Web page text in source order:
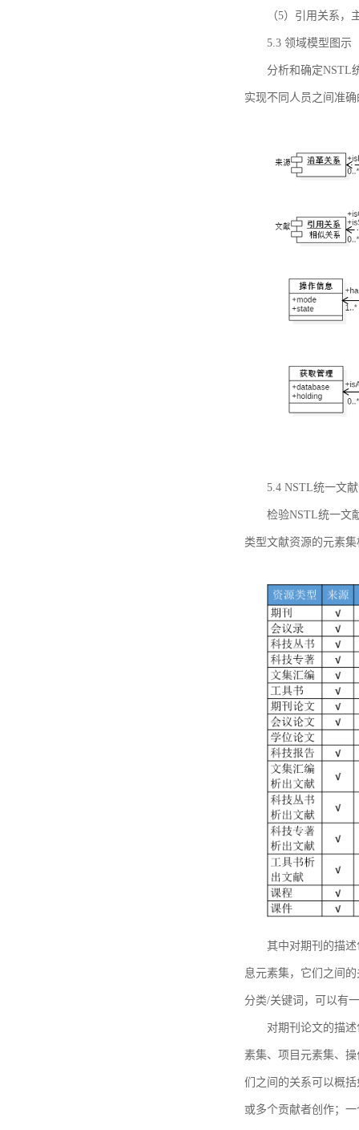
（5）引用关系，
5.3 领域模型图示
分析和确定NSTL
实现不同人员之间准
5.4 NSTL统一文
检验NSTL统一文
类型文献资源的元素
其中对期刊的描
息元素集，它们之间
分类/关键词，可以有
对期刊论文的描
素集、项目元素集、
们之间的关系可以概
或多个贡献者创作；